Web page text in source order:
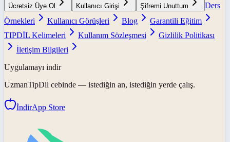
Ücretsiz Üye Ol Kullanıcı Girişi Şifremi Unuttum
Ders
Örnekleri
Kullanıcı Görüşleri Blog
Garantili Eğitim
TIPDİL Kelimeleri
Kullanım Sözleşmesi
Gizlilik Politikası
İletişim Bilgileri
Uygulamayı indir
UzmanTipDil cebinde — istediğin an, istediğin yerde çalış.
İndirApp Store